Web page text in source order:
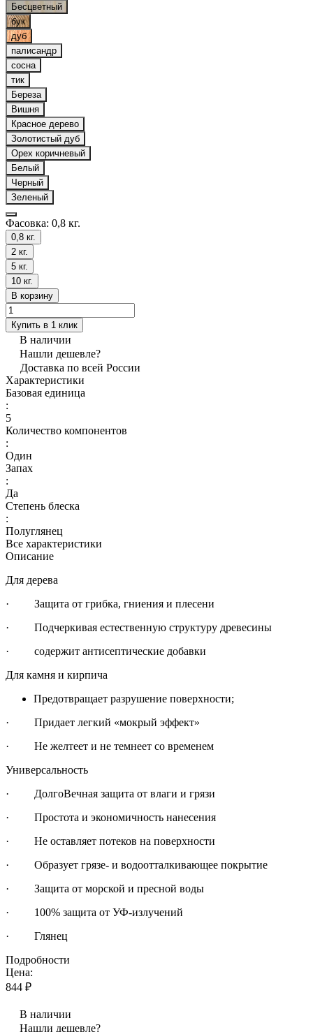
Бесцветный
бук
дуб
палисандр
сосна
тик
Береза
Вишня
Красное дерево
Золотистый дуб
Орех коричневый
Белый
Черный
Зеленый
Фасовка: 0,8 кг.
0,8 кг.
2 кг.
5 кг.
10 кг.
В корзину
Купить в 1 клик
В наличии
Нашли дешевле?
Доставка по всей России
Характеристики
Базовая единица
:
5
Количество компонентов
:
Один
Запах
:
Да
Степень блеска
:
Полуглянец
Все характеристики
Описание
Для дерева
· Защита от грибка, гниения и плесени
· Подчеркивая естественную структуру древесины
· содержит антисептические добавки
Для камня и кирпича
Предотвращает разрушение поверхности;
· Придает легкий «мокрый эффект»
· Не желтеет и не темнеет со временем
Универсальность
· ДолгоВечная защита от влаги и грязи
· Простота и экономичность нанесения
· Не оставляет потеков на поверхности
· Образует грязе- и водоотталкивающее покрытие
· Защита от морской и пресной воды
· 100% защита от УФ-излучений
· Глянец
Подробности
Цена:
844 ₽
В наличии
Нашли дешевле?